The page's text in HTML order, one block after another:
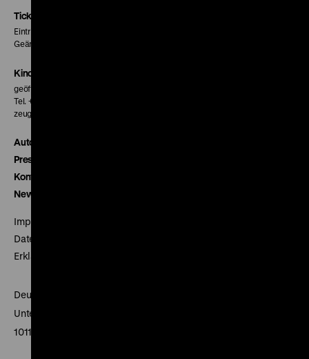
Tickets
Eintritt 5 €
Geänderte Preise sind im Programm vermerkt.
Kinokasse
geöffnet 30 Minuten vor Beginn der ersten Vorstellung
Tel. + 49 30 20304-770
zeughauskino@dhm.de
Autor*innen
Presse
Kontakt
Newsletter
Impressum
Datenschutz
Erklärung digitale Barrierefreiheit
Deutsches Historisches Museum
Unter den Linden 2
10117 Berlin